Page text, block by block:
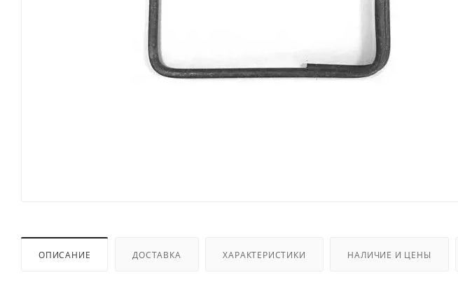
ОПИСАНИЕ ДОСТАВКА ХАРАКТЕРИСТИКИ НАЛИЧИЕ И ЦЕНЫ